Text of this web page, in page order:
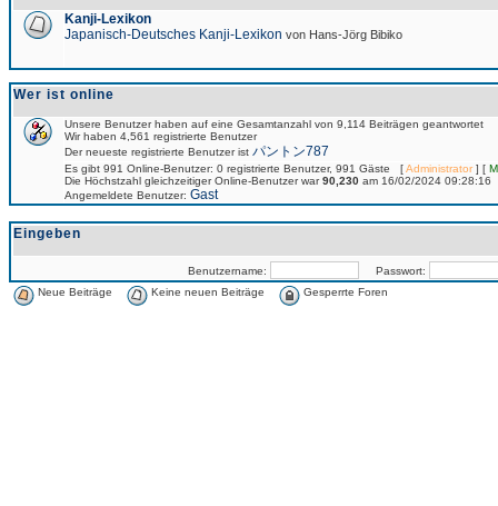
Kanji-Lexikon
Japanisch-Deutsches Kanji-Lexikon von Hans-Jörg Bibiko
Wer ist online
Unsere Benutzer haben auf eine Gesamtanzahl von 9,114 Beiträgen geantwortet
Wir haben 4,561 registrierte Benutzer
Der neueste registrierte Benutzer ist パントン787
Es gibt 991 Online-Benutzer: 0 registrierte Benutzer, 991 Gäste [Administrator] [
Die Höchstzahl gleichzeitiger Online-Benutzer war90,230 am 16/02/2024 09:28:16
Angemeldete Benutzer: Gast
Eingeben
Benutzername:
Passwort:
Neue Beiträge
Keine neuen Beiträge Gesperrte Foren